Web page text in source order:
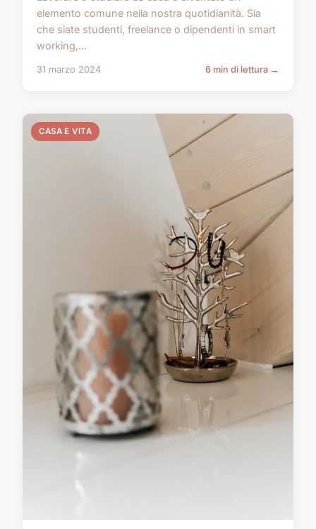
elemento comune nella nostra quotidianità. Sia
che siate studenti, freelance o dipendenti in smart
working,...
31 marzo 2024 6 min di lettura →
CASA E VITA